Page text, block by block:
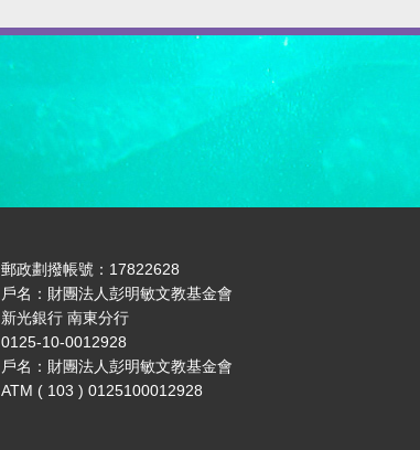
郵政劃撥帳號：17822628
戶名：財團法人彭明敏文教基金會
新光銀行 南東分行
0125-10-0012928
戶名：財團法人彭明敏文教基金會
ATM ( 103 ) 0125100012928